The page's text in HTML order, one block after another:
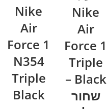
Nike
Air
Force 1
Triple
Black –
שחור
Nike
Air
Force 1
N354
Triple
Black